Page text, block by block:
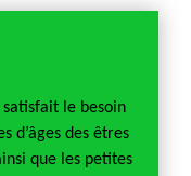
le besoin
d’âges des êtres
que les petites